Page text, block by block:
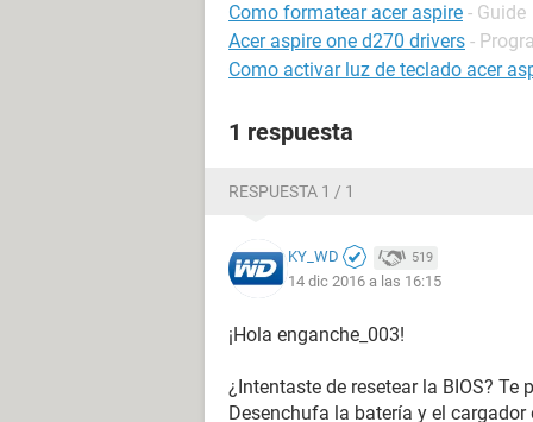
Como formatear acer aspire - Guide
Acer aspire one d270 drivers -
Como activar luz de teclado acer
1 respuesta
RESPUESTA 1 / 1
KY_WD 519
14 dic 2016 a las 16:15
¡Hola enganche_003!
¿Intentaste de resetear la BIOS?
Desenchufa la batería y el